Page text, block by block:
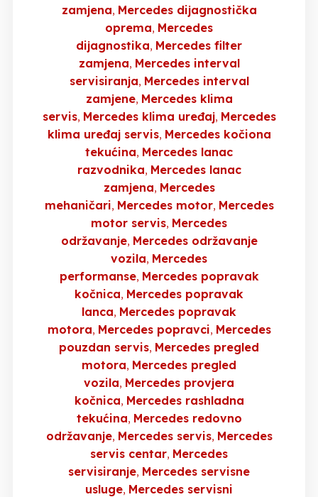
zamjena Mercedes dijagnostička
oprema Mercedes
dijagnostika Mercedes filter
zamjena Mercedes interval
servisiranja Mercedes interval
zamjene Mercedes klima
servis Mercedes klima uređaj Mercedes
klima uređaj servis Mercedes kočiona
tekućina Mercedes lanac
razvodnika Mercedes lanac
zamjena Mercedes
mehaničari Mercedes motor Mercedes
motor servis Mercedes
održavanje Mercedes održavanje
vozila Mercedes
performanse Mercedes popravak
kočnica Mercedes popravak
lanca Mercedes popravak
motora Mercedes popravci Mercedes
pouzdan servis Mercedes pregled
motora Mercedes pregled
vozila Mercedes provjera
kočnica Mercedes rashladna
tekućina Mercedes redovno
održavanje Mercedes servis Mercedes
servis centar Mercedes
servisiranje Mercedes servisne
usluge Mercedes servisni